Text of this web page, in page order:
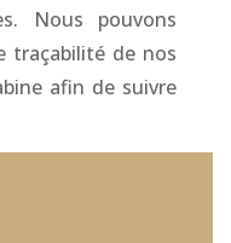
Nous pouvons
traçabilité de nos
afin de suivre